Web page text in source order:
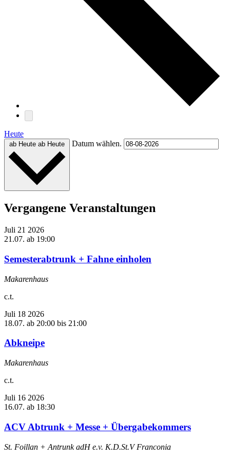
Heute
ab Heute ab Heute Datum wählen.
Vergangene Veranstaltungen
Juli 21 2026
21.07. ab 19:00
Semesterabtrunk + Fahne einholen
Makarenhaus
c.t.
Juli 18 2026
18.07. ab 20:00 bis 21:00
Abkneipe
Makarenhaus
c.t.
Juli 16 2026
16.07. ab 18:30
ACV Abtrunk + Messe + Übergabekommers
St. Foillan + Antrunk adH e.v. K.D.St.V Franconia